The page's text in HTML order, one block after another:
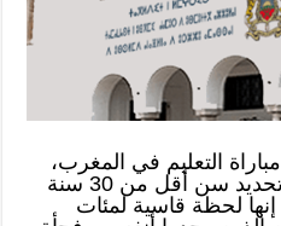
التعليم في المغرب،
يعود الجدل من جديد حول تحديد سن أقل من 30 سنة
لحظة قاسية لمئات